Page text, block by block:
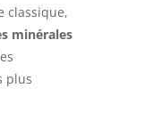
classique,
minérales
plus